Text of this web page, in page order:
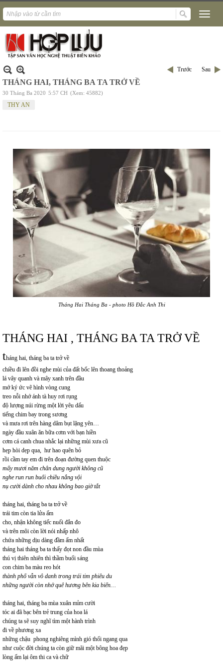
Trước Sau
THÁNG HAI, THÁNG BA TA TRỞ VỀ
30 Tháng Ba 2020 5:57 CH (Xem: 45882)
THY AN
Tháng Hai Tháng Ba - photo Hồ Đắc Anh Thi
THÁNG HAI , THÁNG BA TA TRỞ VỀ
tháng hai, tháng ba ta trở về
chiều đi lên đồi nghe mùi của đất bốc lên thoang thoảng
lá vây quanh và mây xanh trên đầu
mớ ký ức vẽ hình vòng cung
treo nỗi nhớ ánh tà huy rơi rụng
độ lượng núi rừng một lời yêu dấu
tiếng chim bay trong sương
và mưa rơi trên hàng dâm bụt lặng yên…
ngày đầu xuân ăn bữa cơm với bạn hiền
cơm cá canh chua nhắc lại những mùi xưa cũ
hẹp hòi dẹp qua, hư hao quên bỏ
rồi cầm tay em đi trên đoạn đường quen thuộc
mấy mươi năm chân dung người không cũ
nghe run run buổi chiều nắng vội
nụ cười dành cho nhau không bao giờ tắt
tháng hai, tháng ba ta trở về
trái tim còn tia lửa ấm
cho, nhận không tiếc nuối đắn đo
và trên môi còn lời nói nhấp nhô
chứa những dịu dàng đầm ấm nhất
tháng hai tháng ba ta thấy đọt non đầu mùa
thú vị thiên nhiên thì thầm buổi sáng
con chim ba màu reo hót
thành phố vẫn vô danh trong trái tim phiêu du
những người còn nhớ quê hương bên kia biển…
tháng hai, tháng ba mùa xuân mỉm cười
tóc ai đã bạc bên trẻ trung của hoa lá
chúng ta sẽ suy nghĩ tìm một hành trình
đi về phương xa
những chậu phong nghiêng mình gió thổi ngang qua
như cuộc đời chúng ta còn giữ mãi một bông hoa đẹp
lòng ấm lại ôm thi ca và chữ